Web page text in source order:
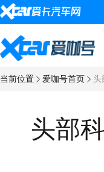
当前位置 爱咖号首页 头
头部